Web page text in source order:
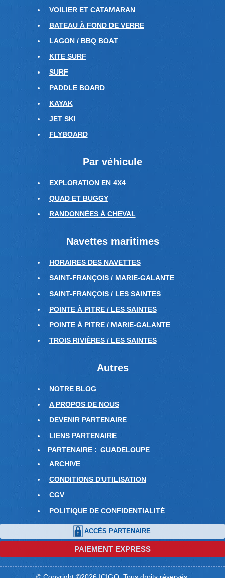
VOILIER ET CATAMARAN
BATEAU À FOND DE VERRE
LAGON / BBQ BOAT
KITE SURF
SURF
PADDLE BOARD
KAYAK
JET SKI
FLYBOARD
Par véhicule
EXPLORATION EN 4X4
QUAD ET BUGGY
RANDONNÉES À CHEVAL
Navettes maritimes
HORAIRES DES NAVETTES
SAINT-FRANÇOIS / MARIE-GALANTE
SAINT-FRANÇOIS / LES SAINTES
POINTE À PITRE / LES SAINTES
POINTE À PITRE / MARIE-GALANTE
TROIS RIVIÈRES / LES SAINTES
Autres
NOTRE BLOG
A PROPOS DE NOUS
DEVENIR PARTENAIRE
LIENS PARTENAIRE
PARTENAIRE : GUADELOUPE
ARCHIVE
CONDITIONS D'UTILISATION
CGV
POLITIQUE DE CONFIDENTIALITÉ
ACCÈS PARTENAIRE
PAIEMENT EXPRESS